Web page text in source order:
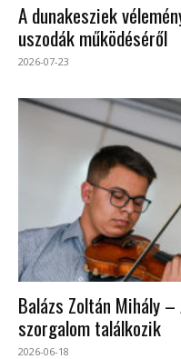
A dunakesziek
uszodák működéséről
2026-07-23
Balázs Zoltán Mihály
szorgalom találkozik
2026-06-18